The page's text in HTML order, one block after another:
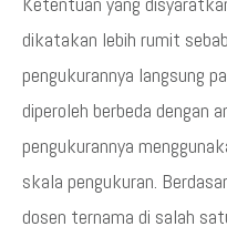
dikatakan lebih rumit
pengukurannya langsung
diperoleh berbeda dengan
pengukurannya
skala pengukuran.
dosen ternama di salah